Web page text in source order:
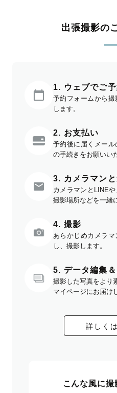
出張撮影の
1. ウェブでご
予約フォームから
します。
2. お支払い
予約後に届くメー
の手続きをお願いい
3. カメラマン
カメラマンとLINE
撮影場所などを一緒
4. 撮影
あらかじめカメラ
し、撮影します。
5. データ編集＆
撮影した写真をより
マイページにお届け
詳しく
こんな風に